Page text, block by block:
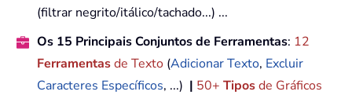
(filtrar negrito/itálico/tachado...) ...
Os 15 Principais Conjuntos de Ferramentas: 12
Ferramentasde Texto (Adicionar Texto, Excluir
Caracteres Específicos, ...) | 50+ Tiposde Gráficos